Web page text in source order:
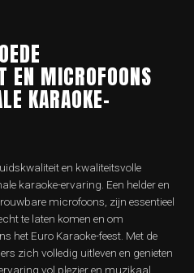
EN MICROFOONS
KARAOKE-
en kwaliteitsvolle
karaoke-ervaring. Een helder en
microfoons, zijn essentieel
te laten komen en om
het Euro Karaoke-feest. Met de
zich volledig uitleven en genieten
vol plezier en muzikaal